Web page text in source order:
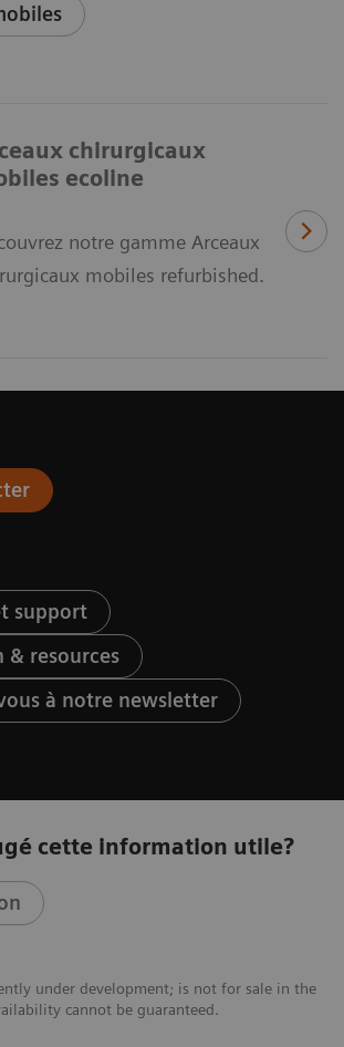
chirurgicaux
ecoline
notre gamme Arceaux
mobiles refurbished.
support
& resources
à notre newsletter
cette information utile?
under development; is not for sale in the
cannot be guaranteed.